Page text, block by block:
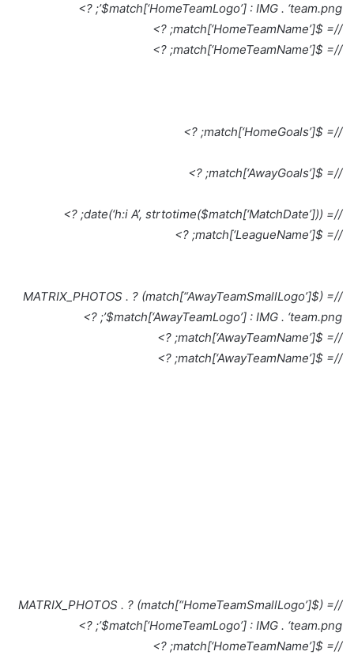
$match[‘HomeTeamLogo’] : IMG . ‘team.png’; ?>
//= $match[‘HomeTeamName’]; ?>
//= $match[‘HomeTeamName’]; ?>
//= $match[‘HomeGoals’]; ?>
//= $match[‘AwayGoals’]; ?>
//= date(‘h:i A’, strtotime($match[‘MatchDate’])); ?>
//= $match[‘LeagueName’]; ?>
//= ($match[“AwayTeamSmallLogo’]) ? MATRIX_PHOTOS .
$match[‘AwayTeamLogo’] : IMG . ‘team.png’; ?>
//= $match[‘AwayTeamName’]; ?>
//= $match[‘AwayTeamName’]; ?>
//= ($match[“HomeTeamSmallLogo’]) ? MATRIX_PHOTOS .
$match[‘HomeTeamLogo’] : IMG . ‘team.png’; ?>
//= $match[‘HomeTeamName’]; ?>